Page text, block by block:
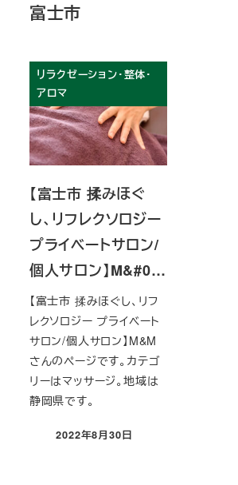
富士市
リラクゼーション・整体・
アロマ
【富士市 揉みほぐ
し、リフレクソロジー
プライベートサロン/
個人サロン】M&#0…
【富士市 揉みほぐし、リフ
レクソロジー プライベート
サロン/個人サロン】M&M
さんのページです。カテゴ
リーはマッサージ。地域は
静岡県です。
投稿日
2022年8月30日